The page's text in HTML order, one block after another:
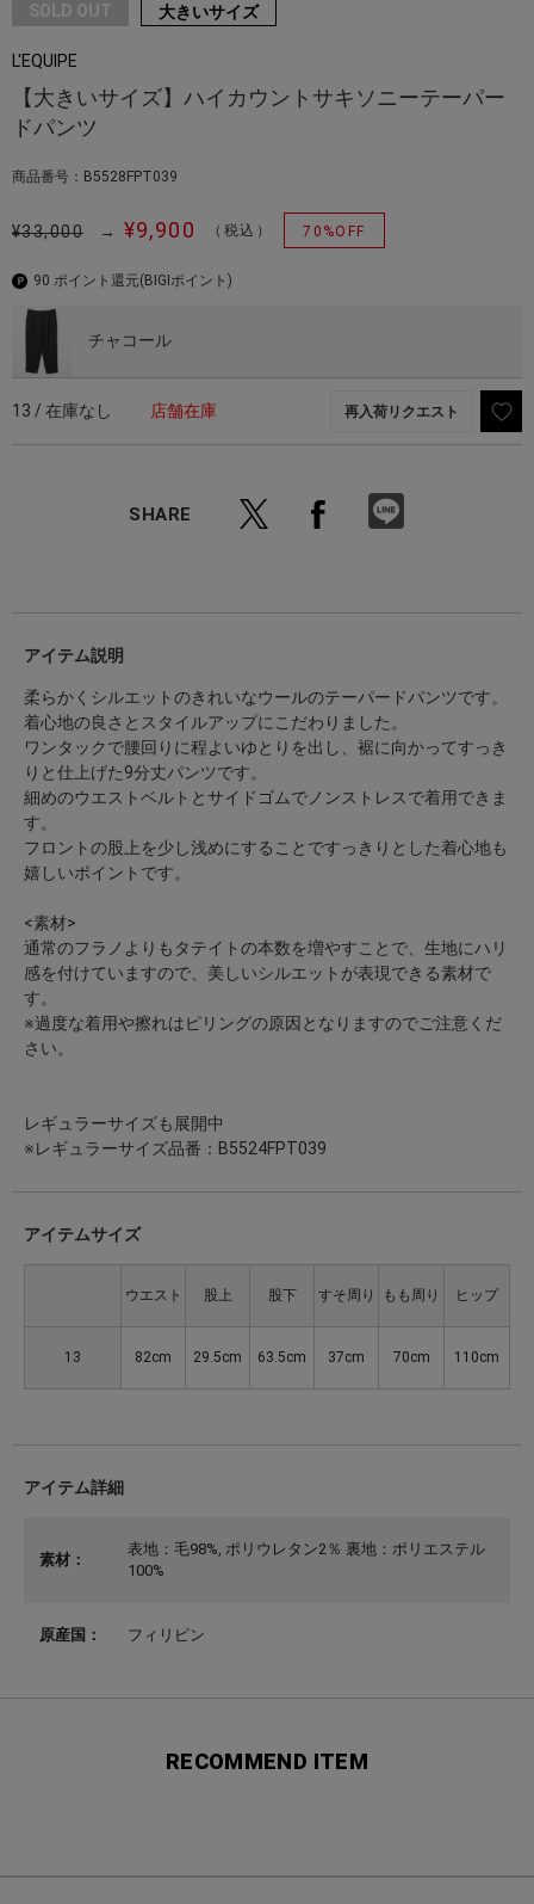
SOLD OUT 大きいサイズ
L'EQUIPE
【大きいサイズ】ハイカウントサキソニーテーパー
ドパンツ
商品番号：B5528FPT039
¥33,000 → ¥9,900 （税込） 70%OFF
90 ポイント還元(BIGIポイント)
チャコール
13 / 在庫なし 店舗在庫 再入荷リクエスト
SHARE
アイテム説明
柔らかくシルエットのきれいなウールのテーパードパンツです。
着心地の良さとスタイルアップにこだわりました。
ワンタックで腰回りに程よいゆとりを出し、裾に向かってすっき
りと仕上げた9分丈パンツです。
細めのウエストベルトとサイドゴムでノンストレスで着用できま
す。
フロントの股上を少し浅めにすることですっきりとした着心地も
嬉しいポイントです。
<素材>
通常のフラノよりもタテイトの本数を増やすことで、生地にハリ
感を付けていますので、美しいシルエットが表現できる素材で
す。
※過度な着用や擦れはピリングの原因となりますのでご注意くだ
さい。
レギュラーサイズも展開中
※レギュラーサイズ品番：B5524FPT039
アイテムサイズ
ウエスト 股上 股下 すそ周り もも周り ヒップ
13 82cm 29.5cm 63.5cm 37cm 70cm 110cm
アイテム詳細
素材：
表地：毛98%, ポリウレタン2％ 裏地：ポリエステル
100%
原産国： フィリピン
RECOMMEND ITEM